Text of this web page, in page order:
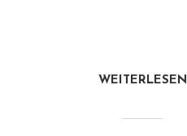
WEITERLESEN